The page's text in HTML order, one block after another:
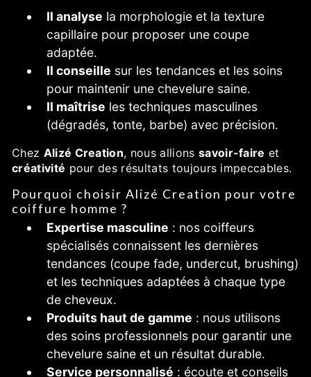
Il analyse la morphologie et la texture
capillaire pour proposer une coupe
adaptée.
Il conseille sur les tendances et les soins
pour maintenir une chevelure saine.
Il maîtrise les techniques masculines
(dégradés, tonte, barbe) avec précision.
Chez Alizé Creation, nous allions savoir-faire et
créativité pour des résultats toujours impeccables.
Pourquoi choisir Alizé Creation pour votre
coiffure homme ?
Expertise masculine : nos coiffeurs
spécialisés connaissent les dernières
tendances (coupe fade, undercut, brushing)
et les techniques adaptées à chaque type
de cheveux.
Produits haut de gamme : nous utilisons
des soins professionnels pour garantir une
chevelure saine et un résultat durable.
Service personnalisé : écoute et conseils